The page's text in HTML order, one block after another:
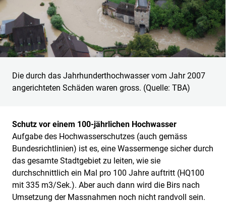
Die durch das Jahrhunderthochwasser vom Jahr 2007
angerichteten Schäden waren gross. (Quelle: TBA)
Schutz vor einem 100-jährlichen Hochwasser
Aufgabe des Hochwasserschutzes (auch gemäss
Bundesrichtlinien) ist es, eine Wassermenge sicher durch
das gesamte Stadtgebiet zu leiten, wie sie
durchschnittlich ein Mal pro 100 Jahre auftritt (HQ100
mit 335 m3/Sek.). Aber auch dann wird die Birs nach
Umsetzung der Massnahmen noch nicht randvoll sein.